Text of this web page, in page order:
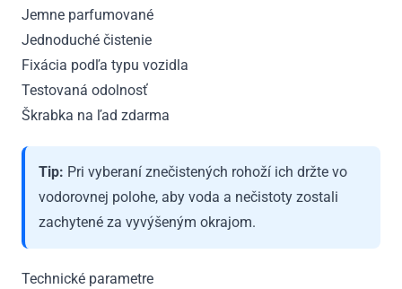
Jemne parfumované
Jednoduché čistenie
Fixácia podľa typu vozidla
Testovaná odolnosť
Škrabka na ľad zdarma
Tip: Pri vyberaní znečistených rohoží ich držte vo
vodorovnej polohe, aby voda a nečistoty zostali
zachytené za vyvýšeným okrajom.
Technické parametre